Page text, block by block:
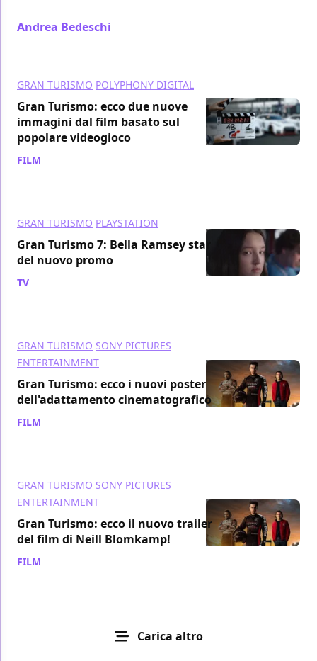
Andrea Bedeschi
GRAN TURISMO POLYPHONY DIGITAL
Gran Turismo: ecco due nuove
immagini dal film basato sul
popolare videogioco
FILM
GRAN TURISMO PLAYSTATION
Gran Turismo 7: Bella Ramsey star
del nuovo promo
TV
GRAN TURISMO SONY PICTURES
ENTERTAINMENT
Gran Turismo: ecco i nuovi poster
dell'adattamento cinematografico
FILM
GRAN TURISMO SONY PICTURES
ENTERTAINMENT
Gran Turismo: ecco il nuovo trailer
del film di Neill Blomkamp!
FILM
Carica altro